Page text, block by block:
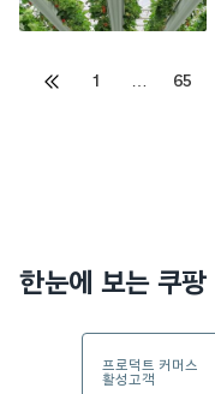
Posts
이전
1 … 65
한눈에 보는 쿠팡
프로덕트 커머스
활성고객